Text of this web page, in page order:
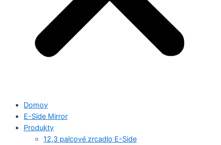
Domov
E-Side Mirror
Produkty
12,3 palcové zrcadlo E-Side